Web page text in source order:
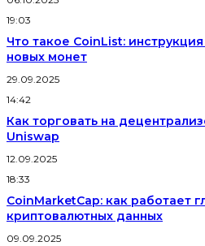
19:03
Что такое CoinList:
новых монет
29.09.2025
14:42
Как торговать на
Uniswap
12.09.2025
18:33
CoinMarketCap: как работает
криптовалютных данных
09.09.2025